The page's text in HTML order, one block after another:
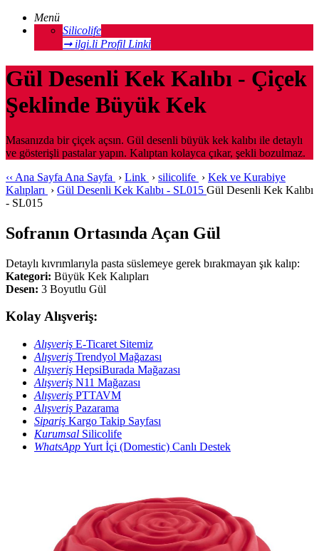
Menü
Silicolife
➞ ilgi.li Profil Linki
Gül Desenli Kek Kalıbı - Çiçek
Şeklinde Büyük Kek
Masanızda bir çiçek açsın. Gül desenli büyük kek kalıbı ile detaylı
ve gösterişli pastalar yapın. Kalıptan kolayca çıkar, şekli bozulmaz.
‹‹ Ana Sayfa Ana Sayfa › Link › silicolife › Kek ve Kurabiye
Kalıpları › Gül Desenli Kek Kalıbı - SL015 Gül Desenli Kek Kalıbı
- SL015
Sofranın Ortasında Açan Gül
Detaylı kıvrımlarıyla pasta süslemeye gerek bırakmayan şık kalıp:
Kategori: Büyük Kek Kalıpları
Desen: 3 Boyutlu Gül
Kolay Alışveriş:
Alışveriş E-Ticaret Sitemiz
Alışveriş Trendyol Mağazası
Alışveriş HepsiBurada Mağazası
Alışveriş N11 Mağazası
Alışveriş PTTAVM
Alışveriş Pazarama
Sipariş Kargo Takip Sayfası
Kurumsal Silicolife
WhatsApp Yurt İçi (Domestic) Canlı Destek